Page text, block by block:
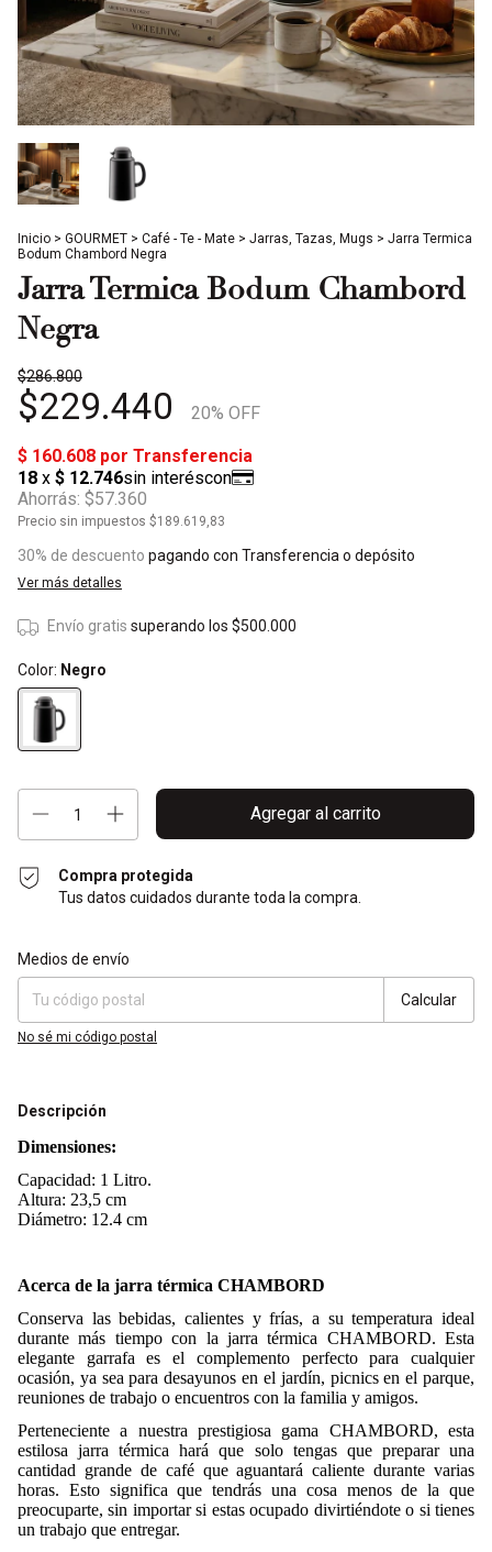
Inicio > GOURMET > Café - Te - Mate > Jarras, Tazas, Mugs > Jarra Termica
Bodum Chambord Negra
Jarra Termica Bodum Chambord
Negra
$286.800
$229.440 20% OFF
Ahorrás: $57.360
Precio sin impuestos $189.619,83
30% de descuento pagando con Transferencia o depósito
Ver más detalles
Envío gratis superando los $500.000
Color: Negro
Compra protegida
Tus datos cuidados durante toda la compra.
Entregas para el CP:
Medios de envío
Calcular
No sé mi código postal
Descripción
Dimensiones:
Capacidad: 1 Litro.
Altura: 23,5 cm
Diámetro: 12.4 cm
Acerca de la jarra térmica CHAMBORD
Conserva las bebidas, calientes y frías, a su temperatura ideal
durante más tiempo con la jarra térmica CHAMBORD. Esta
elegante garrafa es el complemento perfecto para cualquier
ocasión, ya sea para desayunos en el jardín, picnics en el parque,
reuniones de trabajo o encuentros con la familia y amigos.
Perteneciente a nuestra prestigiosa gama CHAMBORD, esta
estilosa jarra térmica hará que solo tengas que preparar una
cantidad grande de café que aguantará caliente durante varias
horas. Esto significa que tendrás una cosa menos de la que
preocuparte, sin importar si estas ocupado divirtiéndote o si tienes
un trabajo que entregar.